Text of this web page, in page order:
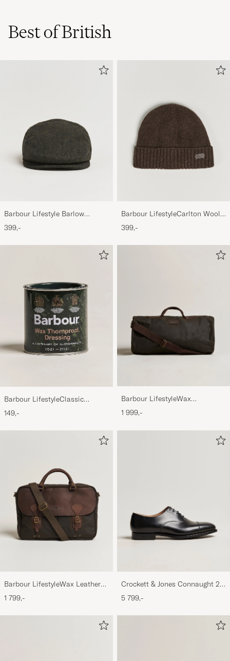
Best of British
Barbour Lifestyle Barlow
Herringbone Cap Olive
399,-
Barbour LifestyleCarlton Wool
BeanieMid Brown
399,-
Barbour LifestyleClassic
Thornproof Dressing
149,-
Barbour LifestyleWax
HoldallOlive
1 999,-
Barbour LifestyleWax Leather
Briefcase Olive
1 799,-
Crockett & Jones Connaught 2
City Sole Black Calf
5 799,-